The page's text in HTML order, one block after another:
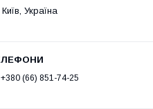
Київ, Україна
+380 (66) 851-74-25